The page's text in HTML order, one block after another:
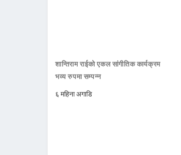
शान्तिराम राईको एकल सांगीतिक कार्यक्रम
भव्य रुपमा सम्पन्न
६ महिना अगाडि